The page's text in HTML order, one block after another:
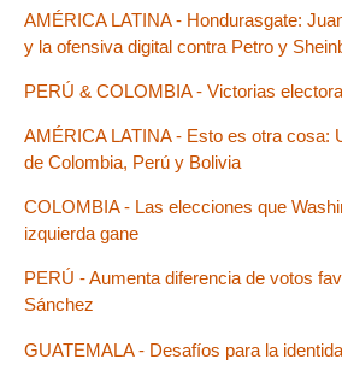
AMÉRICA LATINA - Hondurasgate:
y la ofensiva digital contra Petro y
PERÚ & COLOMBIA - Victorias
AMÉRICA LATINA - Esto es otra cosa:
de Colombia, Perú y Bolivia
COLOMBIA - Las elecciones que
izquierda gane
PERÚ - Aumenta diferencia de votos
Sánchez
GUATEMALA - Desafíos para la